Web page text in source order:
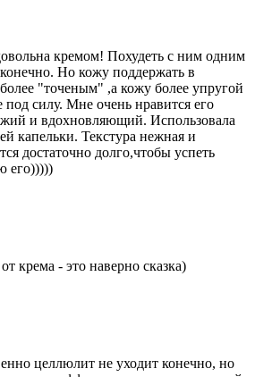
кремом! Похудеть с ним одним
Но кожу поддержать в
более "точеным" ,а кожу более упругой
силу. Мне очень нравится его
и вдохновляющий. Использовала
капельки. Текстура нежная и
достаточно долго,чтобы успеть
его)))))
крема - это наверно сказка)
целлюлит не уходит конечно, но